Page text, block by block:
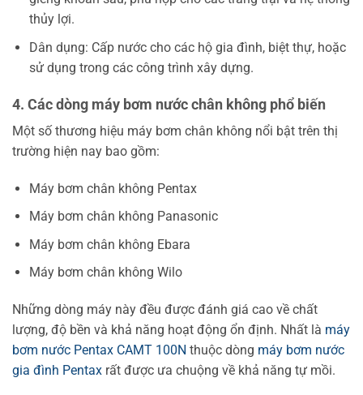
thủy lợi.
Dân dụng: Cấp nước cho các hộ gia đình, biệt thự, hoặc
sử dụng trong các công trình xây dựng.
4. Các dòng máy bơm nước chân không phổ biến
Một số thương hiệu máy bơm chân không nổi bật trên thị
trường hiện nay bao gồm:
Máy bơm chân không Pentax
Máy bơm chân không Panasonic
Máy bơm chân không Ebara
Máy bơm chân không Wilo
Những dòng máy này đều được đánh giá cao về chất
lượng, độ bền và khả năng hoạt động ổn định. Nhất là máy
bơm nước Pentax CAMT 100N thuộc dòng máy bơm nước
gia đình Pentax rất được ưa chuộng về khả năng tự mồi.